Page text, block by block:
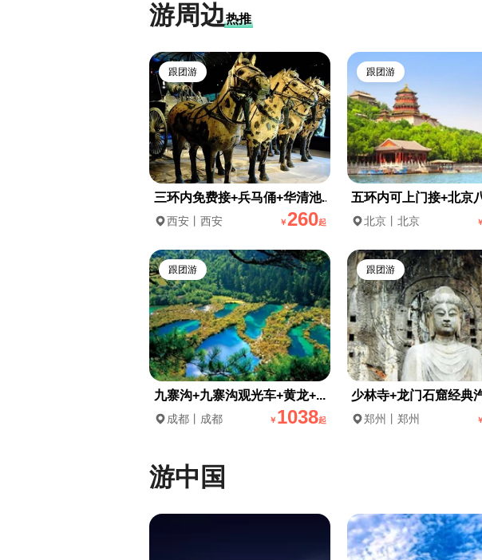
游周边热推
跟团游
三环内免费接+兵马俑+华清池...
西安丨西安 ￥260起
跟团游
五环内可上门接+北京
北京丨北京 ￥
跟团游
九寨沟+九寨沟观光车+黄龙+...
成都丨成都 ￥ 1038起
跟团游
少林寺+龙门石窟经典
郑州丨郑州 ￥
游中国